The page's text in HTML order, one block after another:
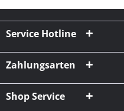
Service Hotline
Zahlungsarten
Shop Service